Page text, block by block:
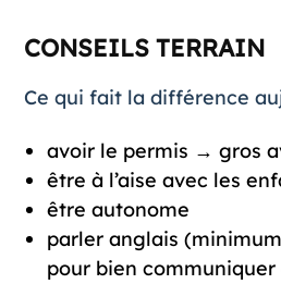
CONSEILS TERRAIN
Ce qui fait la différence
avoir le permis → gros
être à l’aise avec les
être autonome
parler anglais
pour bien